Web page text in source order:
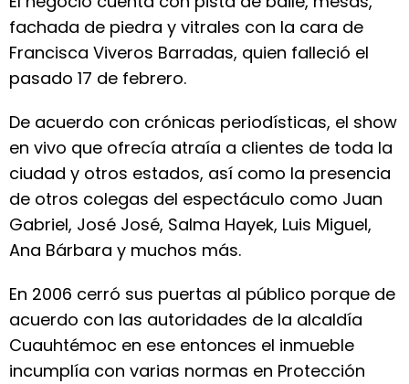
fachada de piedra y vitrales con la cara de
Francisca Viveros Barradas, quien falleció el
pasado 17 de febrero.
De acuerdo con crónicas periodísticas, el show
en vivo que ofrecía atraía a clientes de toda la
ciudad y otros estados, así como la presencia
de otros colegas del espectáculo como Juan
Gabriel, José José, Salma Hayek, Luis Miguel,
Ana Bárbara y muchos más.
En 2006 cerró sus puertas al público porque de
acuerdo con las autoridades de la alcaldía
Cuauhtémoc en ese entonces el inmueble
incumplía con varias normas en Protección